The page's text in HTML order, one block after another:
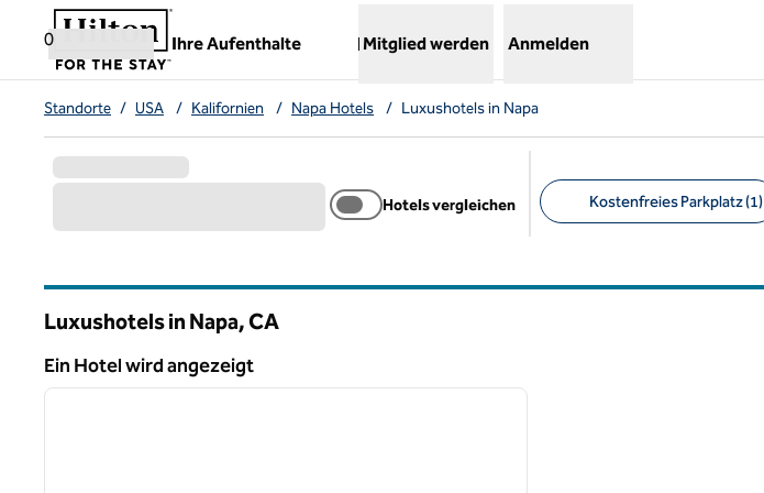
Weiter zum Inhalt
0
Ihre Aufenthalte
,öffnet neue Registerkarte
Mitglied werden Anmelden
Standorte / USA / Kalifornien / Napa Hotels / Luxushotels in Napa
Hotels vergleichen Kostenfreies Parkplatz (1)
Luxushotels in Napa,CA
Ein Hotel wird angezeigt
Ein Hotel wird angezeigt
1 von 12
nächstes Bild